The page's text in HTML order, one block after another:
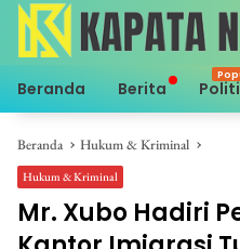
Langsung
konten
Beranda Berita
Beranda Hukum & Kriminal
Hukum & Kriminal
Mr. Xubo Hadiri